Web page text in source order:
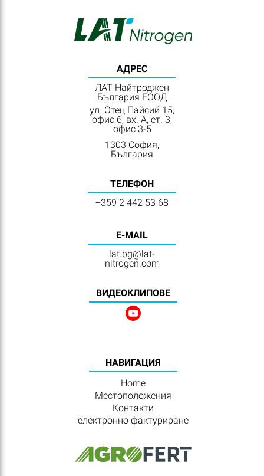
АДРЕС
ЛАТ Найтроджен
България ЕООД
ул. Отец Пайсий 15,
офис 6, вх. А, ет. 3,
офис 3-5
1303 София,
България
ТЕЛЕФОН
+359 2 442 53 68
E-MAIL
lat.bg@lat-
nitrogen.com
BИДЕОКЛИПОВЕ
HАВИГАЦИЯ
Home
Местоположения
Контакти
електронно фактуриране